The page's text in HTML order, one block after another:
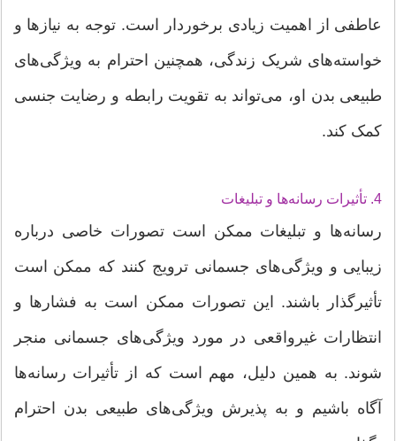
عاطفی از اهمیت زیادی برخوردار است. توجه به نیازها و
خواسته‌های شریک زندگی، همچنین احترام به ویژگی‌های
طبیعی بدن او، می‌تواند به تقویت رابطه و رضایت جنسی
کمک کند.
4. تأثیرات رسانه‌ها و تبلیغات
رسانه‌ها و تبلیغات ممکن است تصورات خاصی درباره
زیبایی و ویژگی‌های جسمانی ترویج کنند که ممکن است
تأثیرگذار باشند. این تصورات ممکن است به فشارها و
انتظارات غیرواقعی در مورد ویژگی‌های جسمانی منجر
شوند. به همین دلیل، مهم است که از تأثیرات رسانه‌ها
آگاه باشیم و به پذیرش ویژگی‌های طبیعی بدن احترام